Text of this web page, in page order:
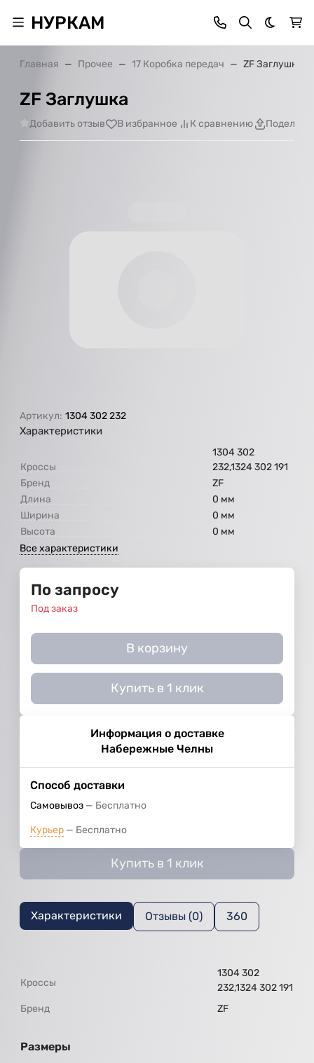
НУРКАМ Темная
Главная Прочее 17 Коробка передач ZF Заглушка
ZF Заглушка
Добавить отзыв В избранное К сравнению
Артикул: 1304 302 232
Характеристики
Кроссы
1304 302
232,1324 302 191
Бренд
ZF
Длина
0 мм
Ширина
0 мм
Высота
0 мм
Все характеристики
По запросу
Под заказ
В корзину
Купить в 1 клик
Информация о доставке
Набережные Челны
Способ доставки
Самовывоз Бесплатно
Курьер Бесплатно
Купить в 1 клик
Характеристики Отзывы (0) 360
Кроссы
1304 302
232,1324 302 191
Бренд
ZF
Размеры